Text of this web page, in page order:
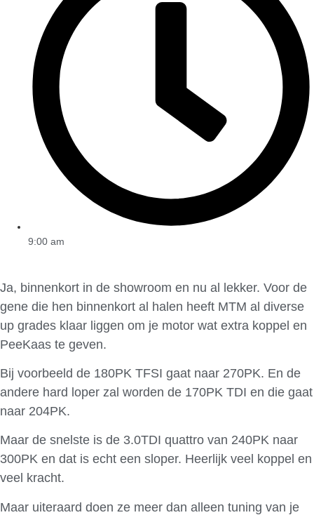
9:00 am
Ja, binnenkort in de showroom en nu al lekker. Voor de
gene die hen binnenkort al halen heeft MTM al diverse
up grades klaar liggen om je motor wat extra koppel en
PeeKaas te geven.
Bij voorbeeld de 180PK TFSI gaat naar 270PK. En de
andere hard loper zal worden de 170PK TDI en die gaat
naar 204PK.
Maar de snelste is de 3.0TDI quattro van 240PK naar
300PK en dat is echt een sloper. Heerlijk veel koppel en
veel kracht.
Maar uiteraard doen ze meer dan alleen tuning van je